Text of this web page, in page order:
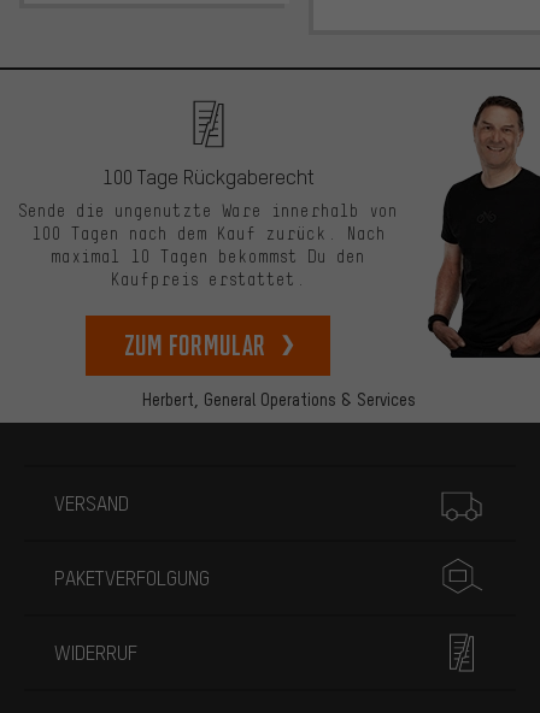
Herbert, General Operations & Services
100 Tage Rückgaberecht
Sende die ungenutzte Ware innerhalb von
100 Tagen nach dem Kauf zurück. Nach
maximal 10 Tagen bekommst Du den
Kaufpreis erstattet.
zum Formular
VERSAND
PAKETVERFOLGUNG
WIDERRUF